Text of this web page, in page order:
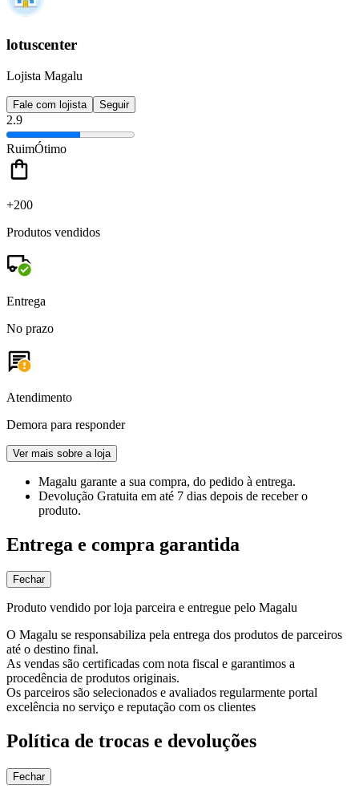
lotuscenter
Lojista Magalu
Fale com lojista Seguir
2.9
RuimÓtimo
+200
Produtos vendidos
Entrega
No prazo
Atendimento
Demora para responder
Ver mais sobre a loja
Magalu garante a sua compra, do pedido à entrega.
Devolução Gratuita em até 7 dias depois de receber o
produto.
Entrega e compra garantida
Fechar
Produto vendido por loja parceira e entregue pelo Magalu
O Magalu se responsabiliza pela entrega dos produtos de parceiros
até o destino final.
As vendas são certificadas com nota fiscal e garantimos a
procedência de produtos originais.
Os parceiros são selecionados e avaliados regularmente portal
excelência no serviço e reputação com os clientes
Política de trocas e devoluções
Fechar